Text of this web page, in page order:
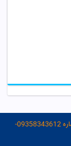
مشاوره رایگان بصورت چت در واتساپ و تلگرام با شماره 09358343612-